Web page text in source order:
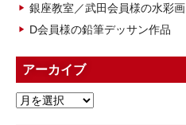
銀座教室／武田会員様の水彩画
D会員様の鉛筆デッサン作品
アーカイブ
ア